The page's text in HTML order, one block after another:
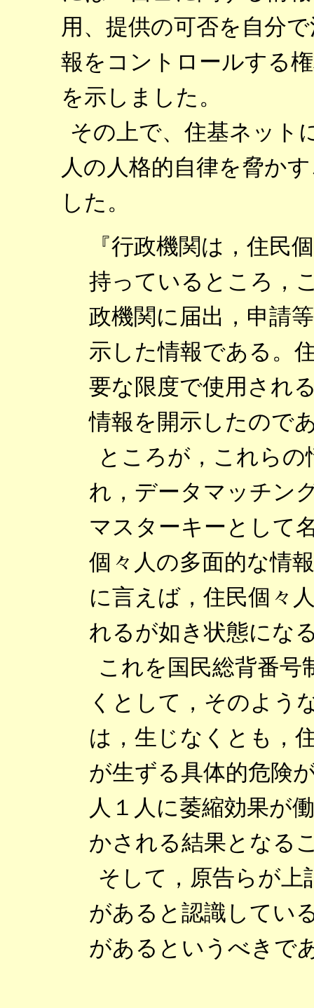
用、提供の可否を自分
報をコントロールする
を示しました。
その上で、住基ネット
人の人格的自律を脅か
した。
『行政機関は，住民
持っているところ，
政機関に届出，申請
示した情報である。
要な限度で使用され
情報を開示したので
ところが，これら
れ，データマッチン
マスターキーとして
個々人の多面的な情
に言えば，住民個々
れるが如き状態にな
これを国民総背番
くとして，そのよう
は，生じなくとも，
が生ずる具体的危険
人１人に萎縮効果が
かされる結果となる
そして，原告らが上
があると認識してい
があるというべきで